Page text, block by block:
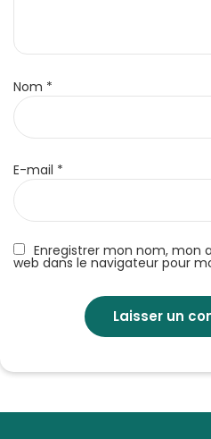
Enregistrer mon nom, mon
web dans le navigateur pour
Nom *
E-mail *